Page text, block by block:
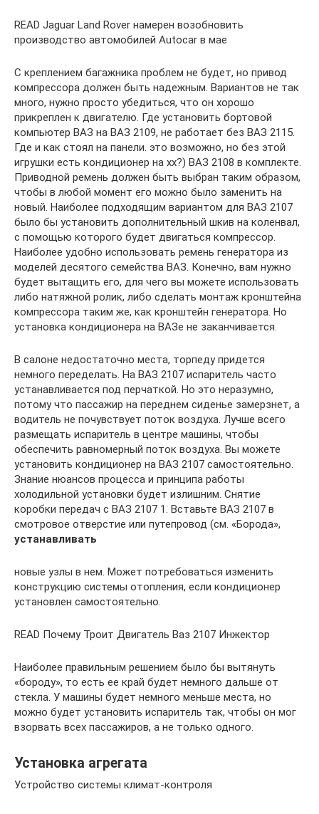
READ Jaguar Land Rover намерен возобновить
производство автомобилей Autocar в мае
С креплением багажника проблем не будет, но привод
компрессора должен быть надежным. Вариантов не так
много, нужно просто убедиться, что он хорошо
прикреплен к двигателю. Где установить бортовой
компьютер ВАЗ на ВАЗ 2109, не работает без ВАЗ 2115.
Где и как стоял на панели. это возможно, но без этой
игрушки есть кондиционер на хх?) ВАЗ 2108 в комплекте.
Приводной ремень должен быть выбран таким образом,
чтобы в любой момент его можно было заменить на
новый. Наиболее подходящим вариантом для ВАЗ 2107
было бы установить дополнительный шкив на коленвал,
с помощью которого будет двигаться компрессор.
Наиболее удобно использовать ремень генератора из
моделей десятого семейства ВАЗ. Конечно, вам нужно
будет вытащить его, для чего вы можете использовать
либо натяжной ролик, либо сделать монтаж кронштейна
компрессора таким же, как кронштейн генератора. Но
установка кондиционера на ВАЗе не заканчивается.
В салоне недостаточно места, торпеду придется
немного переделать. На ВАЗ 2107 испаритель часто
устанавливается под перчаткой. Но это неразумно,
потому что пассажир на переднем сиденье замерзнет, ​​а
водитель не почувствует поток воздуха. Лучше всего
размещать испаритель в центре машины, чтобы
обеспечить равномерный поток воздуха. Вы можете
установить кондиционер на ВАЗ 2107 самостоятельно.
Знание нюансов процесса и принципа работы
холодильной установки будет излишним. Снятие
коробки передач с ВАЗ 2107 1. Вставьте ВАЗ 2107 в
смотровое отверстие или путепровод (см. «Борода»,
устанавливать
новые узлы в нем. Может потребоваться изменить
конструкцию системы отопления, если кондиционер
установлен самостоятельно.
READ Почему Троит Двигатель Ваз 2107 Инжектор
Наиболее правильным решением было бы вытянуть
«бороду», то есть ее край будет немного дальше от
стекла. У машины будет немного меньше места, но
можно будет установить испаритель так, чтобы он мог
взорвать всех пассажиров, а не только одного.
Установка агрегата
Устройство системы климат-контроля